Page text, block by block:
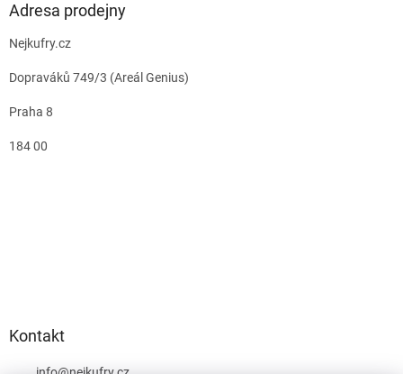
Adresa prodejny
Nejkufry.cz
Dopraváků 749/3 (Areál Genius)
Praha 8
184 00
Kontakt